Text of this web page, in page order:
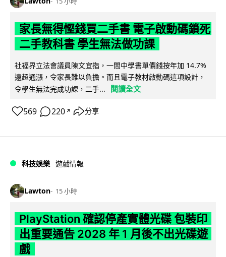
家長無得慳錢買二手書 電子啟動碼鎖死
二手教科書 學生無法做功課
社福界立法會議員陳文宜指，一間中學書單價錢按年加 14.7%
遠超通漲，令家長難以負擔。而且電子教材啟動碼這項設計，
令學生無法完成功課，二手...
閱讀全文
569 220 ↗ 分享
科技娛樂 遊戲情報
Lawton 15 小時
PlayStation 確認停產實體光碟 包裝印
出重要通告 2028 年 1 月後不出光碟遊
戲